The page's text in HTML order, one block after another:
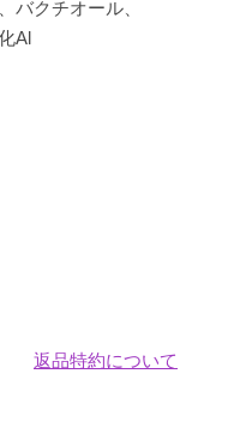
バクチオール、
Al
返品特約について